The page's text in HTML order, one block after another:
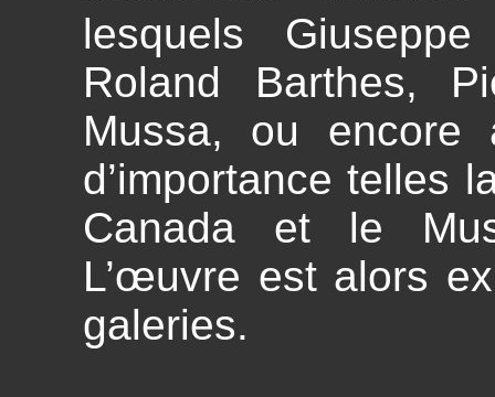
lesquels
Roland Barthes,
Mussa, ou encore
d’importance telles
Canada et le
L’œuvre est alors
galeries.